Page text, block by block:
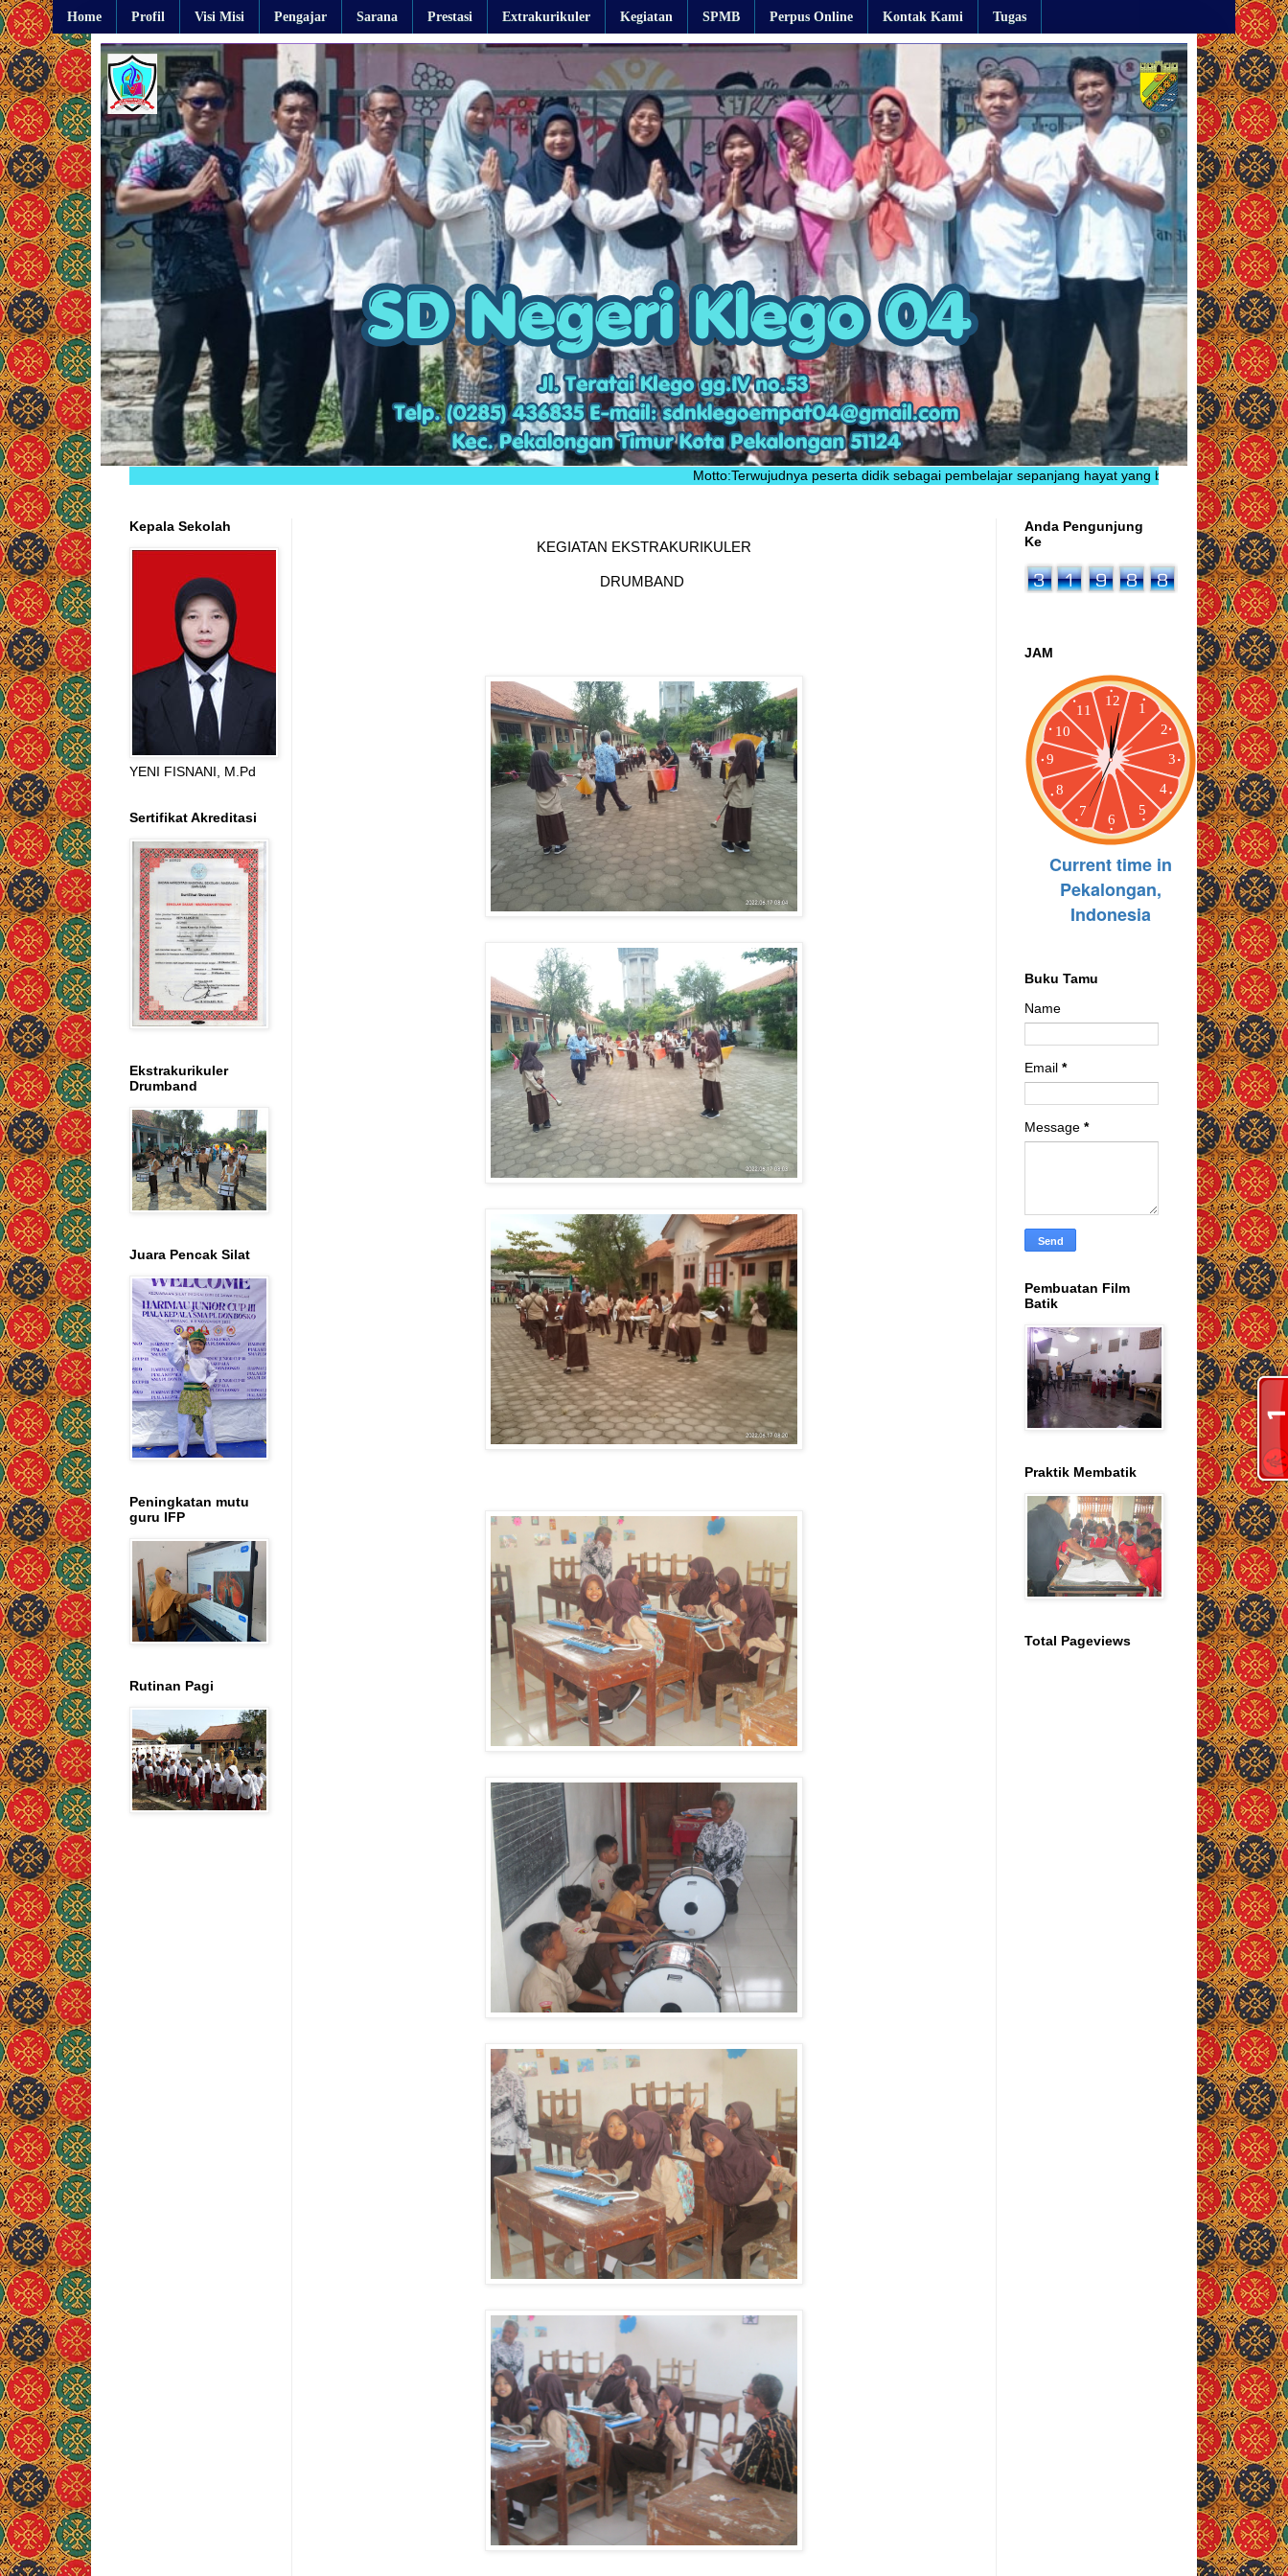
Home Profil Visi Misi Pengajar Sarana Prestasi Extrakurikuler Kegiatan SPMB Perpus Online Kontak Kami Tugas
Motto:Terwujudnya peserta didik sebagai pembelajar sepanjang hayat yang berkarakter, inovatif, berprestasi,
KEGIATAN EKSTRAKURIKULER
DRUMBAND
Kepala Sekolah
YENI FISNANI, M.Pd
Sertifikat Akreditasi
Ekstrakurikuler
Drumband
Juara Pencak Silat
Peningkatan mutu
guru IFP
Rutinan Pagi
Anda Pengunjung
Ke
JAM
Buku Tamu
Name
Email *
Message *
Pembuatan Film
Batik
Praktik Membatik
Total Pageviews